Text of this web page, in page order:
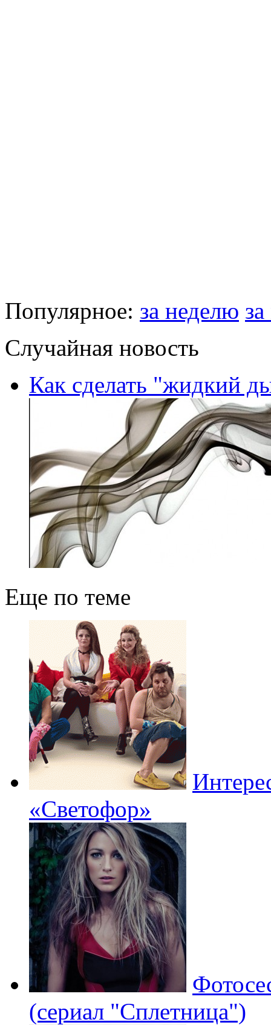
Популярное: за неделю
Случайная новость
Как сделать "жидкий
Еще по теме
«Светофор»
(сериал "Сплетница")